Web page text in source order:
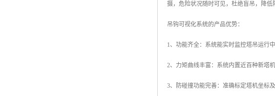
摄，危险状况随时可见，杜绝盲吊，降低
吊钩可视化系统的产品优势：
1、功能齐全：系统能实时监控塔吊运行
2、力矩曲线丰富：系统内置近百种新塔
3、防碰撞功能完善：准确标定塔机坐标